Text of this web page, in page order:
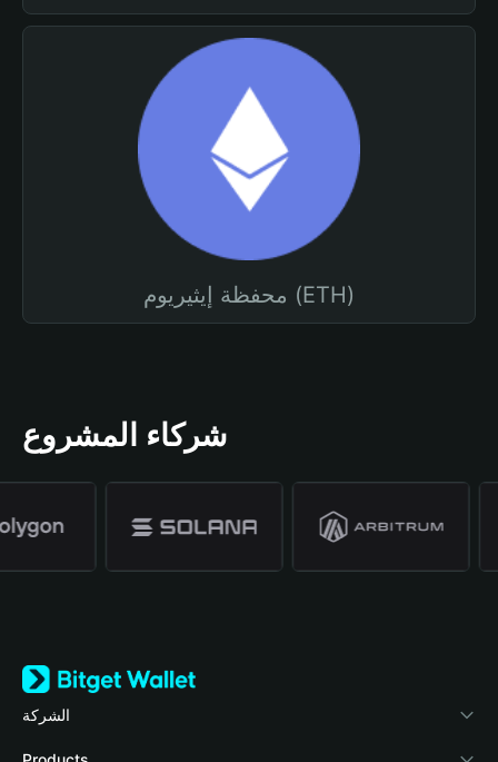
محفظة إيثيريوم (ETH)
شركاء المشروع
الشركة